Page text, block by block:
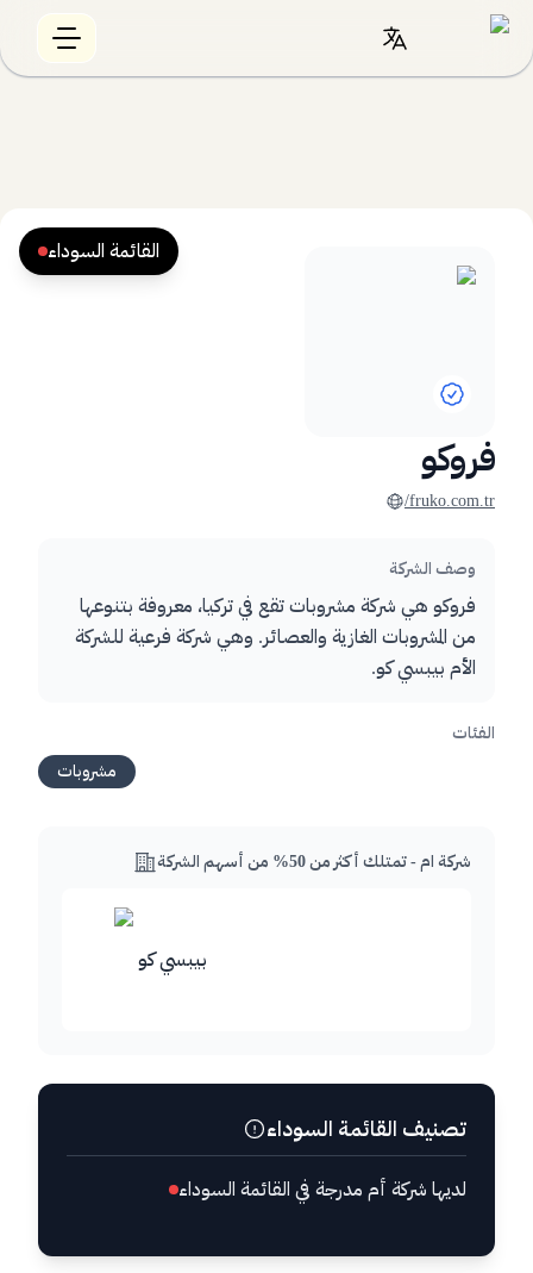
القائمة السوداء
فروكو
fruko.com.tr/
وصف الشركة
فروكو هي شركة مشروبات تقع في تركيا، معروفة بتنوعها
من المشروبات الغازية والعصائر. وهي شركة فرعية للشركة
الأم بيبسي كو.
الفئات
مشروبات
شركة ام - تمتلك أكثر من 50% من أسهم الشركة
بيبسي كو
تصنيف القائمة السوداء
لديها شركة أم مدرجة في القائمة السوداء